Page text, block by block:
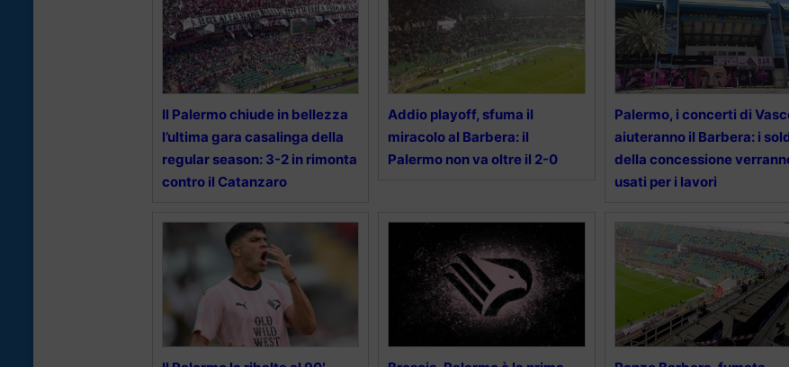
Il Palermo chiude in bellezza
l’ultima gara casalinga della
regular season: 3-2 in rimonta
contro il Catanzaro
Addio playoff, sfuma il
miracolo al Barbera: il
Palermo non va oltre il 2-0
Palermo, i concerti di
aiuteranno il Barbera: i
della concessione
usati per i lavori